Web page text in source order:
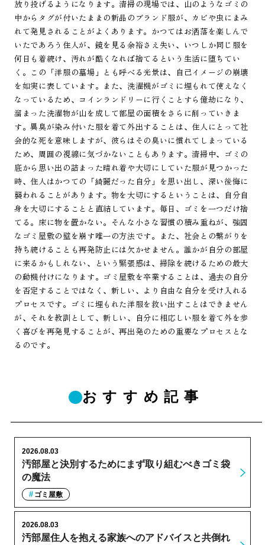
放り投げるようになります。清掃の現場では、山のようなゴミの
中からタグが付いたままの新品のブランド服が、カビや虫にまみ
れて発見されることがよくあります。かつてはお洒落を楽しんで
いたであろう住人が、鏡を見る余裕さえ失い、いつしか同じ服を
何日も着続け、汚れが酷くなれば捨てるという生活に堕ちてい
く。この「洋服の墓場」とも呼べる光景は、自己イメージの崩壊
を如実に表しています。また、洗濯機がゴミに埋もれて使えなく
なっているため、コインランドリーに行くことすら億劫になり、
溜まった洗濯物が山を成して部屋の面積をさらに削っていきま
す。異臭が染み付いた服を着て外出することは、住人にとって社
会的な死を意味しますが、彼らはその臭いに慣れてしまっている
ため、周囲の視線に気づかないこともあります。清掃中、ゴミの
底から思い出の詰まった晴れ着や大切にしていた服が見つかった
時、住人はかつての「綺麗だった自分」を思い出し、深い後悔に
襲われることがあります。物を大切にするということは、自分自
身を大切にすることと直結しています。毎日、ゴミを一つだけ捨
てる。床に物を置かない。そんな小さな習慣の積み重ねが、強固
なゴミ屋敷の壁を崩す唯一の方法です。また、社会との繋がりを
持ち続けることも再発防止には欠かせません。誰かが自分の部屋
に来るかもしれない、という緊張感は、掃除を続けるための最大
の動機付けになります。ゴミ屋敷を卒業することは、過去の自分
を否定することではなく、新しい、より自由な自分を受け入れる
プロセスです。ゴミに埋もれた洋服を救い出すことはできません
が、それを教訓として、新しい、自分に相応しい服を着て外を歩
く喜びを再発見することが、再出発のための重要なプロセスとな
るのです。
おすすめ記事
汚部屋と決別するためにまず取り組むべきゴミ袋
の魔法
2026.08.03
ゴミ屋敷
汚部屋住人を抱える家族へのアドバイスと共倒れ
2026.08.03